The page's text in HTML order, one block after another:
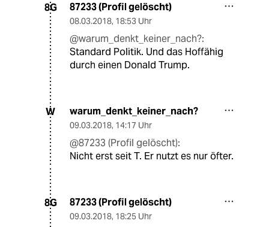
8G 87233 (Profil gelöscht)
08.03.2018, 18:53 Uhr
@warum_denkt_keiner_nach?:
Standard Politik. Und das Hoffähig
durch einen Donald Trump.
W warum_denkt_keiner_nach?
09.03.2018, 14:17 Uhr
@87233 (Profil gelöscht):
Nicht erst seit T. Er nutzt es nur öfter.
8G 87233 (Profil gelöscht)
09.03.2018, 18:25 Uhr